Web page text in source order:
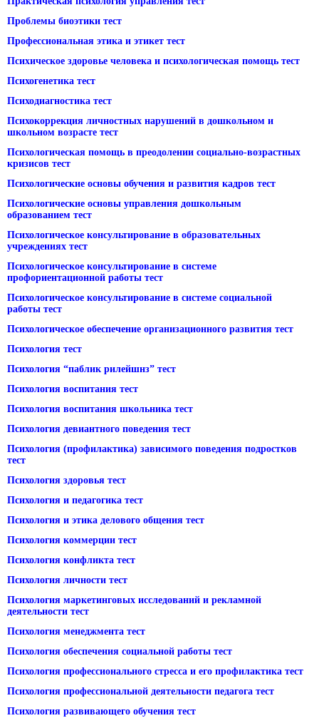
Проблемы биоэтики тест
Профессиональная этика и этикет тест
Психическое здоровье человека и психологическая помощь тест
Психогенетика тест
Психодиагностика тест
Психокоррекция личностных нарушений в дошкольном и
школьном возрасте тест
Психологическая помощь в преодолении социально-возрастных
кризисов тест
Психологические основы обучения и развития кадров тест
Психологические основы управления дошкольным
образованием тест
Психологическое консультирование в образовательных
учреждениях тест
Психологическое консультирование в системе
профориентационной работы тест
Психологическое консультирование в системе социальной
работы тест
Психологическое обеспечение организационного развития тест
Психология тест
Психология “паблик рилейшнз” тест
Психология воспитания тест
Психология воспитания школьника тест
Психология девиантного поведения тест
Психология (профилактика) зависимого поведения подростков
тест
Психология здоровья тест
Психология и педагогика тест
Психология и этика делового общения тест
Психология коммерции тест
Психология конфликта тест
Психология личности тест
Психология маркетинговых исследований и рекламной
деятельности тест
Психология менеджмента тест
Психология обеспечения социальной работы тест
Психология профессионального стресса и его профилактика тест
Психология профессиональной деятельности педагога тест
Психология развивающего обучения тест